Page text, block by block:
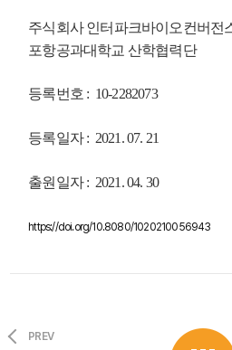
주식회사 인터파크바이오컨버전
포항공과대학교 산학협력단
등록번호 : 10-2282073
등록일자 : 2021. 07. 21
출원일자 : 2021. 04. 30
https://doi.org/10.8080/1020210056943
PREV